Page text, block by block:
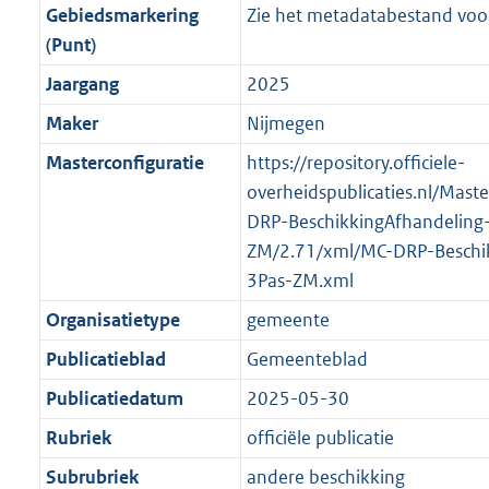
f
o
m
a
a
b
n
f
r
m
a
K
i
n
o
r
m
b
e
i
f
o
r
7
o
o
t
t
e
:
2
K
b
r
o
t
t
e
:
2
K
b
Gebiedsmarkering
(Punt)
Zie het metadatabestand
Jaargang
2025
Maker
Nijmegen
Masterconfiguratie
https://repository.officiele-
overheidspublicaties.nl/
DRP-
ZM/2.71/xml/MC-DRP-
3Pas-ZM.xml
Organisatietype
gemeente
Publicatieblad
Gemeenteblad
Publicatiedatum
2025-05-30
Rubriek
officiële publicatie
Subrubriek
andere beschikking